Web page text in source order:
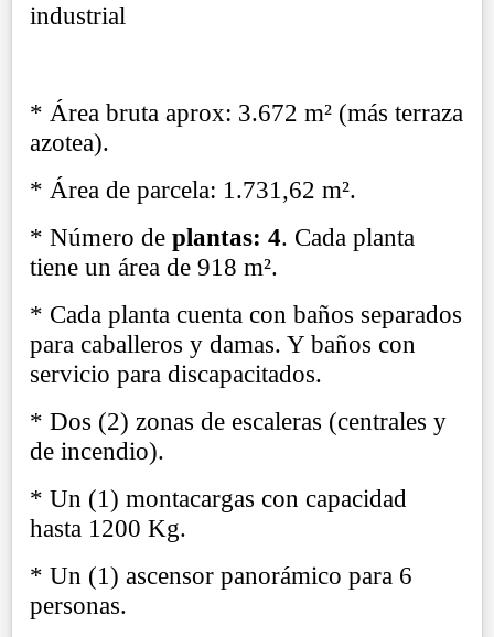
industrial
* Área bruta aprox: 3.672 m² (más terraza
azotea).
* Área de parcela: 1.731,62 m².
* Número de plantas: 4. Cada planta
tiene un área de 918 m².
* Cada planta cuenta con baños separados
para caballeros y damas. Y baños con
servicio para discapacitados.
* Dos (2) zonas de escaleras (centrales y
de incendio).
* Un (1) montacargas con capacidad
hasta 1200 Kg.
* Un (1) ascensor panorámico para 6
personas.